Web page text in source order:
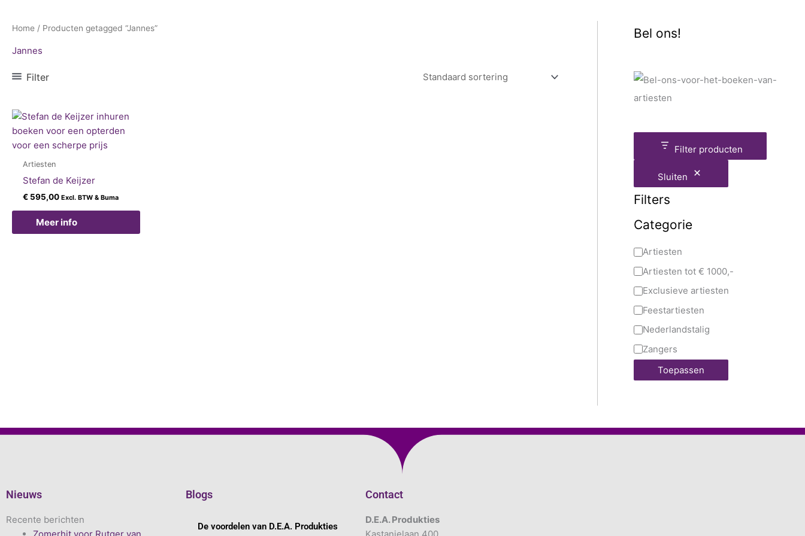
Home / Producten getagged “Jannes”
Jannes
Filter
Artiesten
Stefan de Keijzer
€ 595,00 Excl. BTW & Buma
Meer info
Bel ons!
Filter producten
Sluiten
Filters
Categorie
Artiesten
Artiesten tot € 1000,-
Exclusieve artiesten
Feestartiesten
Nederlandstalig
Zangers
Toepassen
Nieuws
Recente berichten
Blogs
De voordelen van D.E.A. Produkties
Contact
D.E.A. Produkties